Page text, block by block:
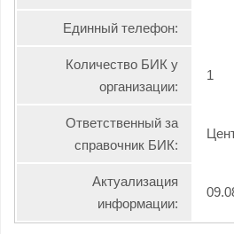
Единный телефон:
Количество БИК у
организации:
1
Ответственный за
справочник БИК:
Актуализация
информации: